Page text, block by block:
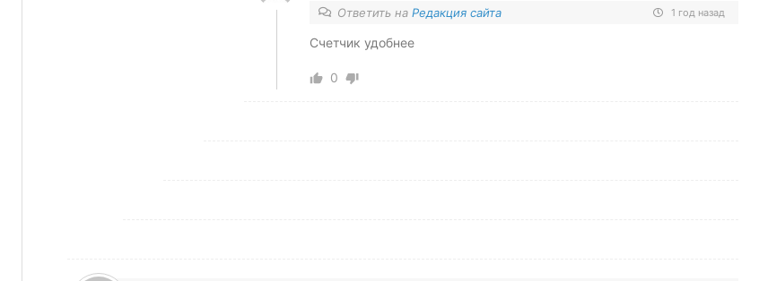
Ответить на Редакция сайта 1 год назад
Счетчик удобнее
0